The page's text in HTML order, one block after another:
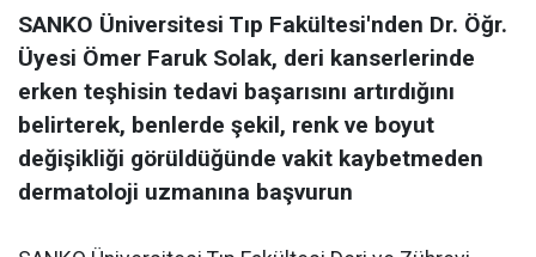
SANKO Üniversitesi Tıp Fakültesi'nden Dr. Öğr.
Üyesi Ömer Faruk Solak, deri kanserlerinde
erken teşhisin tedavi başarısını artırdığını
belirterek, benlerde şekil, renk ve boyut
değişikliği görüldüğünde vakit kaybetmeden
dermatoloji uzmanına başvurun